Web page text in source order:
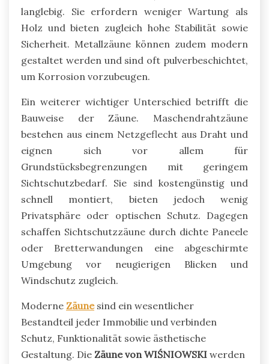
langlebig. Sie erfordern weniger Wartung als
Holz und bieten zugleich hohe Stabilität sowie
Sicherheit. Metallzäune können zudem modern
gestaltet werden und sind oft pulverbeschichtet,
um Korrosion vorzubeugen.
Ein weiterer wichtiger Unterschied betrifft die
Bauweise der Zäune. Maschendrahtzäune
bestehen aus einem Netzgeflecht aus Draht und
eignen sich vor allem für
Grundstücksbegrenzungen mit geringem
Sichtschutzbedarf. Sie sind kostengünstig und
schnell montiert, bieten jedoch wenig
Privatsphäre oder optischen Schutz. Dagegen
schaffen Sichtschutzzäune durch dichte Paneele
oder Bretterwandungen eine abgeschirmte
Umgebung vor neugierigen Blicken und
Windschutz zugleich.
Moderne Zäunesind ein wesentlicher
Bestandteil jeder Immobilie und verbinden
Schutz, Funktionalität sowie ästhetische
Gestaltung. Die Zäune von WIŚNIOWSKI werden